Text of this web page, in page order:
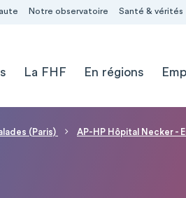
Notre observatoire Santé & vérités
La FHF En régions
(Paris) AP-HP Hôpital Necker -